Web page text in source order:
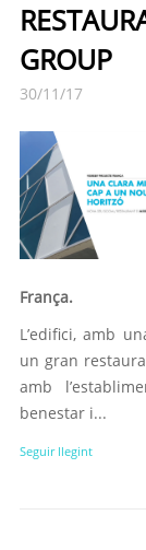
GROUP
30/11/17
França.
L’edifici, amb
un gran
amb
benestar i...
Seguir llegint